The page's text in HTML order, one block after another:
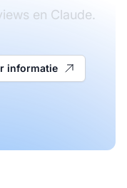
en Claude.
informatie